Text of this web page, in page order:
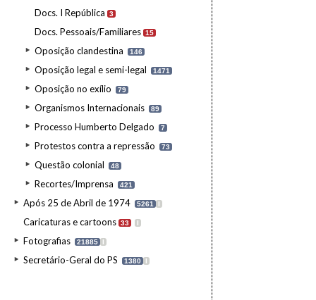
Docs. I República 3
Docs. Pessoais/Familiares 15
Oposição clandestina 146
Oposição legal e semi-legal 1471
Oposição no exílio 79
Organismos Internacionais 89
Processo Humberto Delgado 7
Protestos contra a repressão 73
Questão colonial 48
Recortes/Imprensa 421
Após 25 de Abril de 1974 5261 I
Caricaturas e cartoons 33 I
Fotografias 21885 I
Secretário-Geral do PS 1380 I